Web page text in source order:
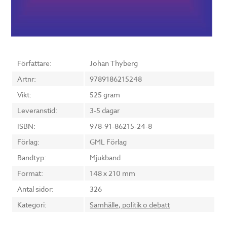
Författare:
Johan Thyberg
Artnr:
9789186215248
Vikt:
525 gram
Leveranstid:
3-5 dagar
ISBN:
978-91-86215-24-8
Förlag:
GML Förlag
Bandtyp:
Mjukband
Format:
148 x 210 mm
Antal sidor:
326
Kategori:
Samhälle, politik o debatt